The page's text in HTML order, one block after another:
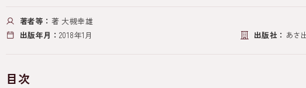
著者等： 著 大槻幸雄
出版年月： 2018年1月 出版社： あさ
目次